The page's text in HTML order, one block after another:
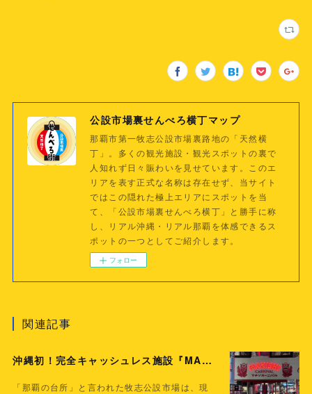
公設市場裏せんべろ横丁マップ
那覇市第一牧志公設市場裏路地の「天然横
丁」。多くの観光施設・観光スポットの裏で
人知れず日々賑わいを見せています。このエ
リアを表す正式な名称は存在せず、当サイト
ではこの隠れた極上エリアにスポットを当
て、「公設市場裏せんべろ横丁」と勝手に称
し、リアル沖縄・リアル那覇を体感できるス
ポットの一つとしてご紹介します。
フォロー
関連記事
沖縄初！完全キャッシュレス施設『MAKISHI CARNIVAL』爆誕！！
「那覇の台所」と言われた牧志公設市場は、現